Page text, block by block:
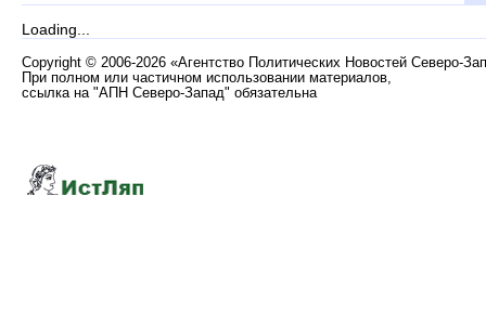
Loading...
Copyright © 2006-2026 «Агентство Политических Новостей Северо-
При полном или частичном использовании материалов,
ссылка на "АПН Северо-Запад" обязательна